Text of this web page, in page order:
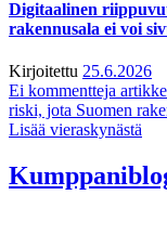
Digitaalinen
rakennusala ei voi
Kirjoitettu 25.6.2026
Ei kommentteja
riski, jota Suomen
Lisää vieraskynästä